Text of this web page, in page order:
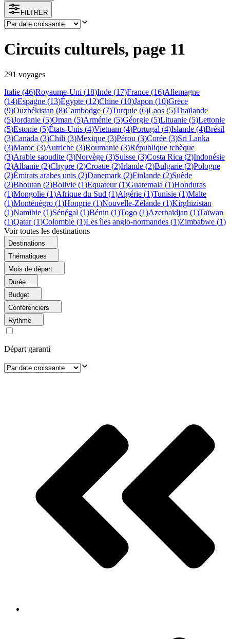
FILTRER
Circuits culturels, page 11
291 voyages
Italie (46)Royaume-Uni (18)Inde (17)France (16)Allemagne
(14)Espagne (13)Égypte (12)Chine (10)Japon (10)Grèce
(9)Ouzbékistan (8)Cambodge (7)Turquie (6)Laos (5)Thaïlande
(5)Jordanie (5)Oman (5)Arménie (5)Géorgie (5)Lituanie (5)Lettonie
(5)Estonie (5)États-Unis (4)Vietnam (4)Portugal (4)Islande (4)Brésil
(3)Canada (3)Chili (3)Mexique (3)Pérou (3)Corée (3)Sri Lanka
(3)Maroc (3)Autriche (3)Roumanie (3)République tchèque
(3)Arabie saoudite (3)Norvège (3)Suisse (3)Costa Rica (2)Indonésie
(2)Albanie (2)Chypre (2)Croatie (2)Irlande (2)Bulgarie (2)Pologne
(2)Émirats arabes unis (2)Danemark (2)Finlande (2)Suède
(2)Bhoutan (2)Bolivie (1)Equateur (1)Guatemala (1)Honduras
(1)Mongolie (1)Afrique du Sud (1)Algérie (1)Tunisie (1)Malte
(1)Monténégro (1)Hongrie (1)Nouvelle-Zélande (1)Kirghizistan
(1)Namibie (1)Sénégal (1)Bénin (1)Togo (1)Azerbaïdjan (1)Taïwan
(1)Qatar (1)Colombie (1)Les îles anglo-normandes (1)Zimbabwe (1)
Voir toutes les destinations
Destinations
Thématiques
Mois de départ
Durée
Budget
Conférenciers
Rythme
Départ garanti